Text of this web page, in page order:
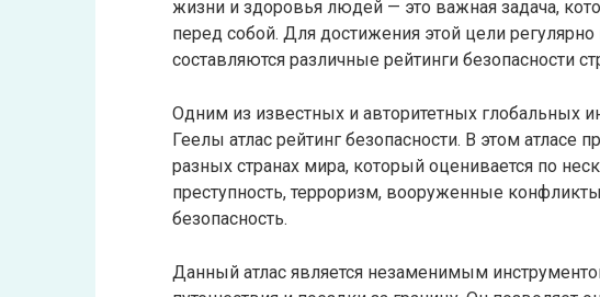
жизни и здоровья людей — это важная задача,
перед собой. Для достижения этой цели
составляются различные рейтинги безопасности
Одним из известных и авторитетных глобальных
Геелы атлас рейтинг безопасности. В этом атласе
разных странах мира, который оценивается по
преступность, терроризм, вооруженные
безопасность.
Данный атлас является незаменимым